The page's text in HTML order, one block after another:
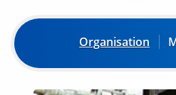
Organisation